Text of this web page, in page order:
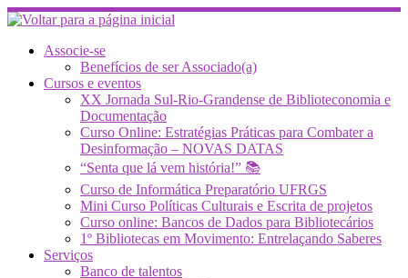
Skip
to
contentAssocie-se
Benefícios de ser Associado(a)
Cursos e eventos
XX Jornada Sul-Rio-Grandense de Biblioteconomia e
Documentação
Curso Online: Estratégias Práticas para Combater a
Desinformação – NOVAS DATAS
“Senta que lá vem história!” 📚
Curso de Informática Preparatório UFRGS
Mini Curso Políticas Culturais e Escrita de projetos
Curso online: Bancos de Dados para Bibliotecários
1º Bibliotecas em Movimento: Entrelaçando Saberes
Serviços
Banco de talentos